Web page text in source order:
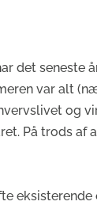
det seneste
var alt
og
På trods
eksisterende